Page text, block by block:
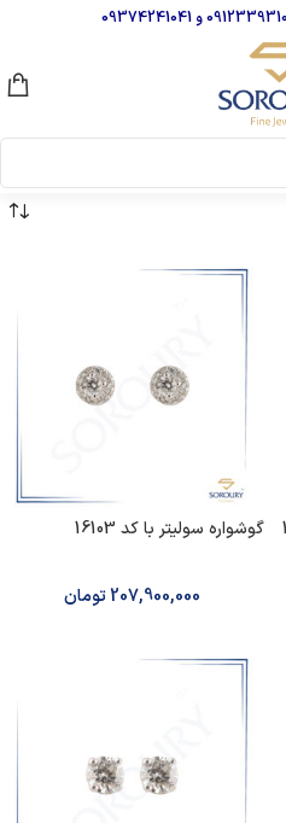
و 09374241041
گوشواره سولیتر با کد 16103
207,900,000تومان